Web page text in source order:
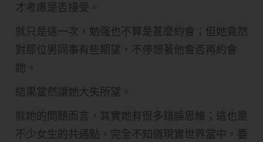
才考慮是否接受。
就只是這一次，勉强也不算是甚麼約會；但她竟然
對那位男同事有些期望，不停想著他會否再約會
她。
結果當然讓她大失所望。
就她的問題而言，其實她有很多錯誤思維；這也是
不少女生的共通點，完全不知道現實世界當中，要